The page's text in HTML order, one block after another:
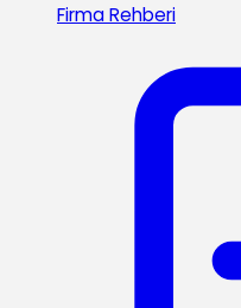
Firma Rehberi